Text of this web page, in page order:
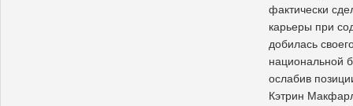
фактически
карьеры при
добилась
национальной
ослабив
Кэтрин